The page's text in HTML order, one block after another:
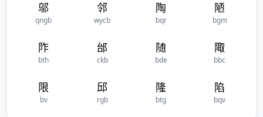
邬
qngb
邻
wycb
陶
bqr
陋
bgm
阼
bth
邰
ckb
随
bde
陬
bbc
限
bv
邱
rgb
隆
btg
陷
bqv